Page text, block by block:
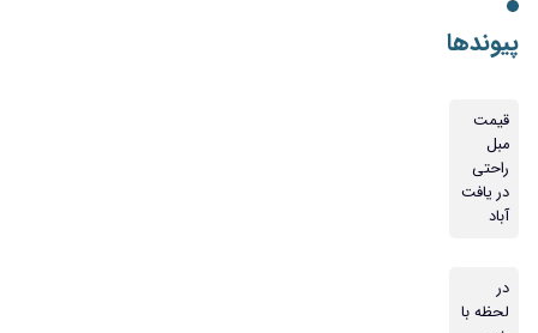
پیوندها
قیمت
مبل
راحتی
در یافت
آباد
در
لحظه با